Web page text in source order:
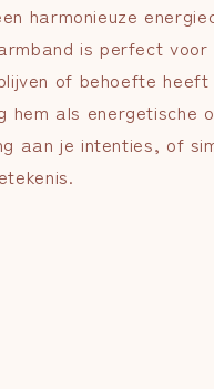
harmonieuze
is perfect voor
of behoefte
hem als energetische
aan je intenties, of